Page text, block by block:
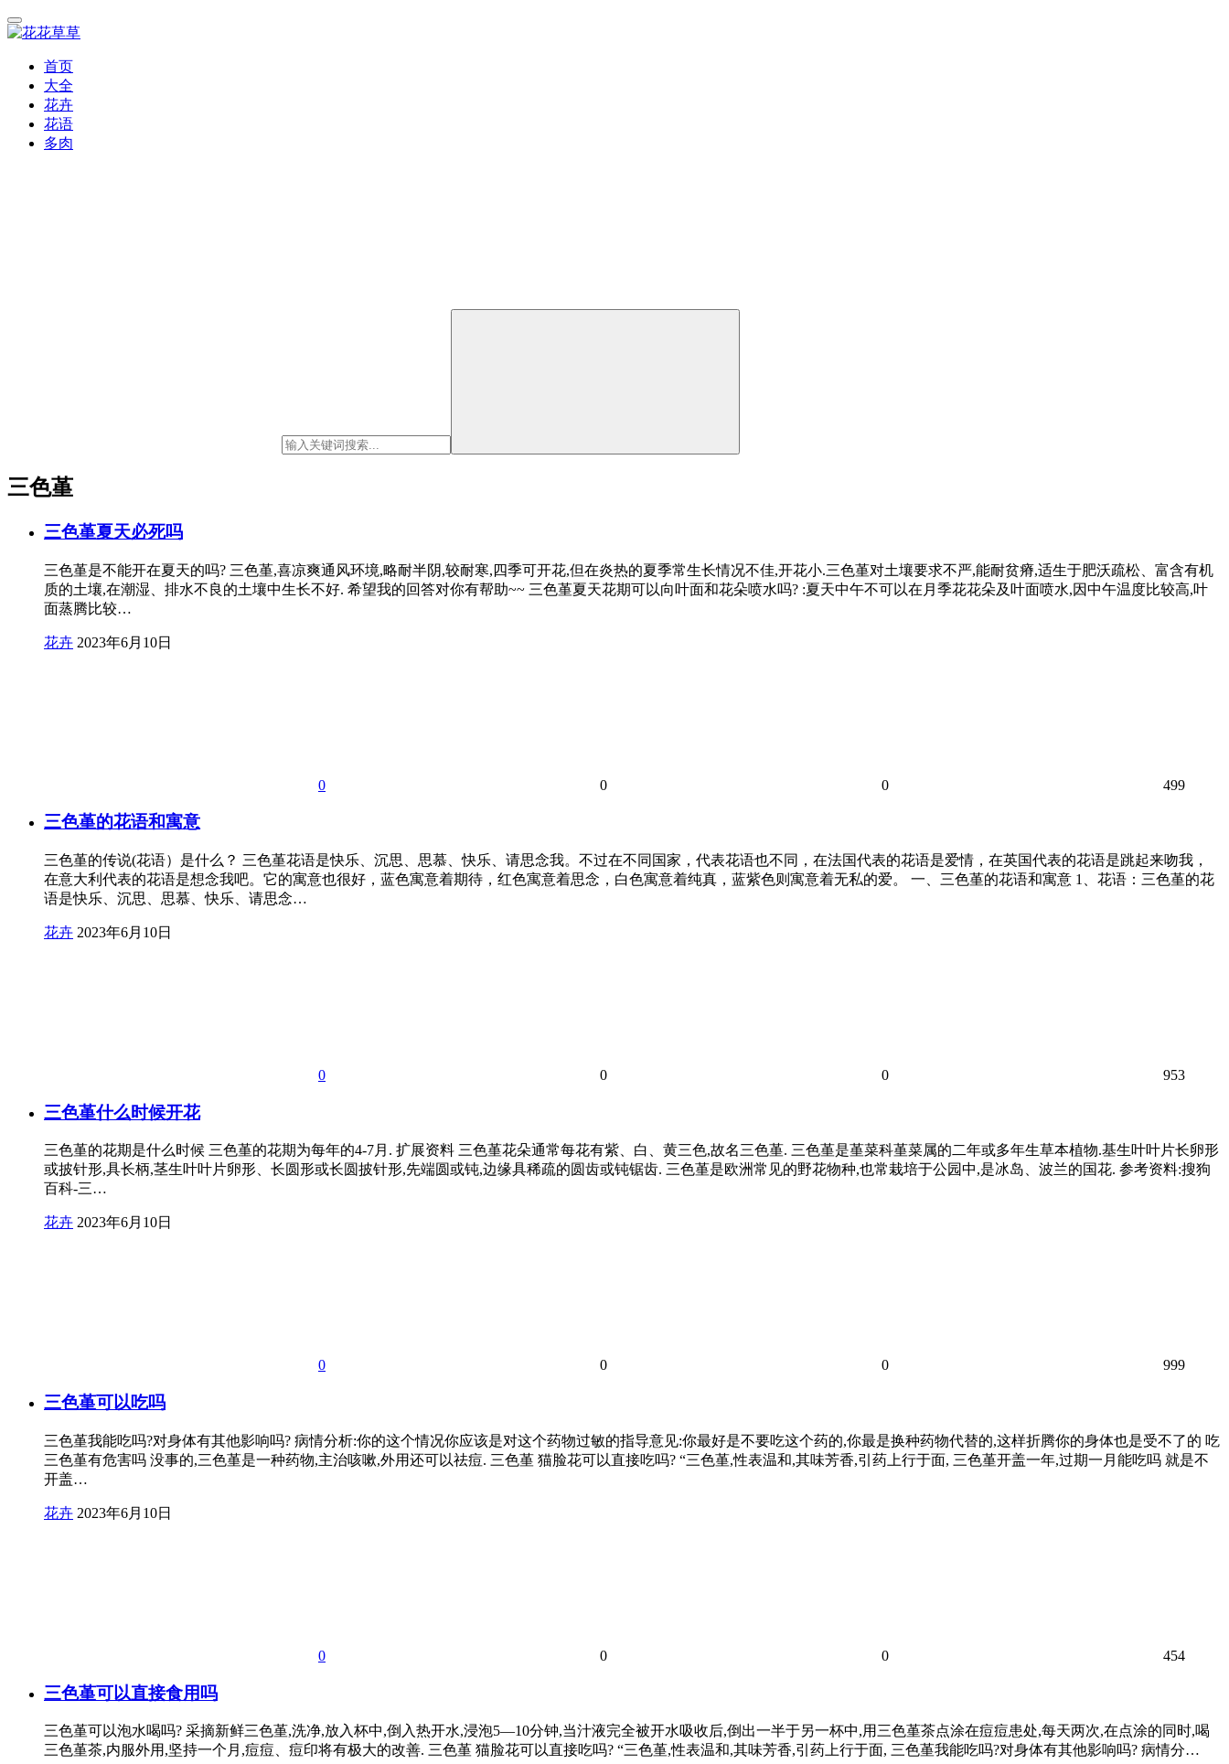
首页
大全
花卉
花语
多肉
三色堇
三色堇夏天必死吗
三色堇是不能开在夏天的吗? 三色堇,喜凉爽通风环境,略耐半阴,较耐寒,四季可开花,但在炎热的夏季常生长情况不佳,开花小.三色堇对土壤要求不严,能耐贫瘠,适生于肥沃疏松、富含有机
质的土壤,在潮湿、排水不良的土壤中生长不好. 希望我的回答对你有帮助~~ 三色堇夏天花期可以向叶面和花朵喷水吗? :夏天中午不可以在月季花花朵及叶面喷水,因中午温度比较高,叶
面蒸腾比较…
花卉 2023年6月10日
0 0 0 499
三色堇的花语和寓意
三色堇的传说(花语）是什么？ 三色堇花语是快乐、沉思、思慕、快乐、请思念我。不过在不同国家，代表花语也不同，在法国代表的花语是爱情，在英国代表的花语是跳起来吻我，
在意大利代表的花语是想念我吧。它的寓意也很好，蓝色寓意着期待，红色寓意着思念，白色寓意着纯真，蓝紫色则寓意着无私的爱。 一、三色堇的花语和寓意 1、花语：三色堇的花
语是快乐、沉思、思慕、快乐、请思念…
花卉 2023年6月10日
0 0 0 953
三色堇什么时候开花
三色堇的花期是什么时候 三色堇的花期为每年的4-7月. 扩展资料 三色堇花朵通常每花有紫、白、黄三色,故名三色堇. 三色堇是堇菜科堇菜属的二年或多年生草本植物.基生叶叶片长卵形
或披针形,具长柄,茎生叶叶片卵形、长圆形或长圆披针形,先端圆或钝,边缘具稀疏的圆齿或钝锯齿. 三色堇是欧洲常见的野花物种,也常栽培于公园中,是冰岛、波兰的国花. 参考资料:搜狗
百科-三…
花卉 2023年6月10日
0 0 0 999
三色堇可以吃吗
三色堇我能吃吗?对身体有其他影响吗? 病情分析:你的这个情况你应该是对这个药物过敏的指导意见:你最好是不要吃这个药的,你最是换种药物代替的,这样折腾你的身体也是受不了的 吃
三色堇有危害吗 没事的,三色堇是一种药物,主治咳嗽,外用还可以祛痘. 三色堇 猫脸花可以直接吃吗? “三色堇,性表温和,其味芳香,引药上行于面, 三色堇开盖一年,过期一月能吃吗 就是不
开盖…
花卉 2023年6月10日
0 0 0 454
三色堇可以直接食用吗
三色堇可以泡水喝吗? 采摘新鲜三色堇,洗净,放入杯中,倒入热开水,浸泡5—10分钟,当汁液完全被开水吸收后,倒出一半于另一杯中,用三色堇茶点涂在痘痘患处,每天两次,在点涂的同时,喝
三色堇茶,内服外用,坚持一个月,痘痘、痘印将有极大的改善. 三色堇 猫脸花可以直接吃吗? “三色堇,性表温和,其味芳香,引药上行于面, 三色堇我能吃吗?对身体有其他影响吗? 病情分…